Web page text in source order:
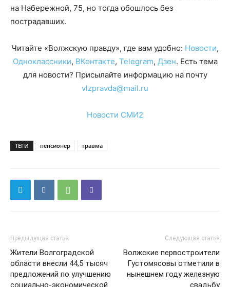
на Набережной, 75, но тогда обошлось без
пострадавших.
Читайте «Волжскую правду», где вам удобно: Новости,
Одноклассники, ВКонтакте, Telegram, Дзен. Есть тема
для новости? Присылайте информацию на почту
vlzpravda@mail.ru
Новости СМИ2
ТЕГИ пенсионер травма
Предыдущая статья
Жители Волгоградской
области внесли 44,5 тысяч
предложений по улучшению
социально-экономической
Следующая статья
Волжские первостроители
Густомясовы отметили в
нынешнем году железную
свадьбу